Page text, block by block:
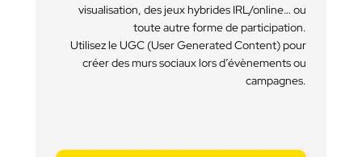
visualisation, des jeux hybrides IRL/online… ou
toute autre forme de participation.
Utilisez le UGC (User Generated Content) pour
créer des murs sociaux lors d’évènements ou
campagnes.